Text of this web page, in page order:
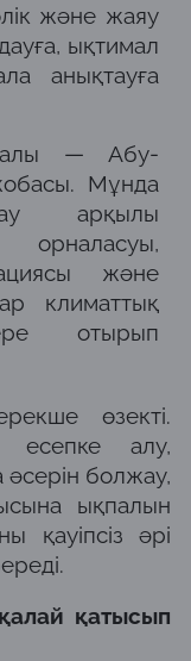
және жаяу
ықтимал
анықтауға
— Абу-
Мұнда
арқылы
және
климаттық
отырып
өзекті.
есепке алу,
әсерін болжау,
ықпалын
қауіпсіз әрі
қатысып